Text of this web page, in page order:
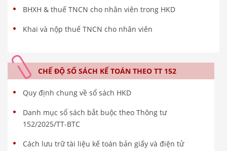
BHXH & thuế TNCN cho nhân viên trong HKD
Khai và nộp thuế TNCN cho nhân viên
CHẾ ĐỘ SỔ SÁCH KẾ TOÁN THEO TT 152
Quy định chung về sổ sách HKD
Danh mục sổ sách bắt buộc theo Thông tư
152/2025/TT-BTC
Cách lưu trữ tài liệu kế toán bản giấy và điện tử